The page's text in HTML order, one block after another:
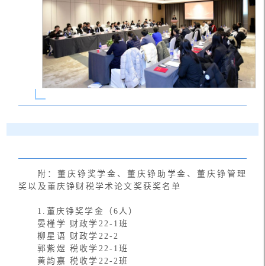
附：董庆铮奖学金、董庆铮助学金、董庆铮管理
奖以及董庆铮财税学术论文奖获奖名单
1.董庆铮奖学金（6人）
晏槿学 财政学22-1班
柳星语 财政学22-2
郭紫煜 税收学22-1班
黄韵嘉 税收学22-2班